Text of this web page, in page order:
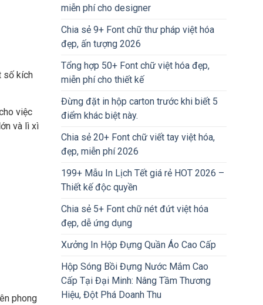
số kích
việc
và lì xì
phong
miễn phí cho designer
Chia sẻ 9+ Font chữ thư pháp việt hóa
đẹp, ấn tượng 2026
Tổng hợp 50+ Font chữ việt hóa đẹp,
miễn phí cho thiết kế
Đừng đặt in hộp carton trước khi biết 5
điểm khác biệt này.
Chia sẻ 20+ Font chữ viết tay việt hóa,
đẹp, miễn phí 2026
199+ Mẫu In Lịch Tết giá rẻ HOT 2026 –
Thiết kế độc quyền
Chia sẻ 5+ Font chữ nét đứt việt hóa
đẹp, dễ ứng dụng
Xưởng In Hộp Đựng Quần Áo Cao Cấp
Hộp Sóng Bồi Đựng Nước Mắm Cao
Cấp Tại Đại Minh: Nâng Tầm Thương
Hiệu, Đột Phá Doanh Thu